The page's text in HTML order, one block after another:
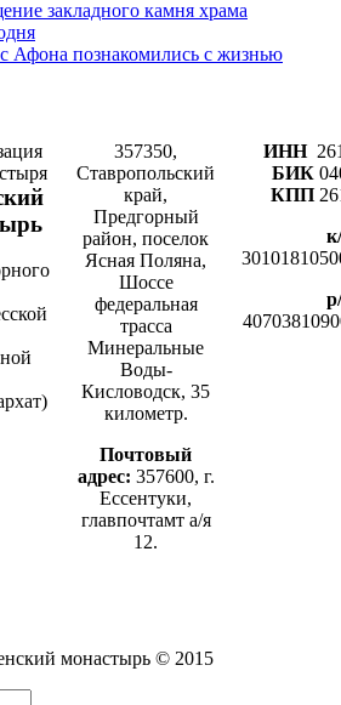
закладного камня храма
Афона познакомились с жизнью
357350,
Ставропольский
край,
Предгорный
район, поселок
Ясная Поляна,
Шоссе
федеральная
трасса
Минеральные
Воды-
Кисловодск, 35
километр.
Почтовый
адрес: 357600, г.
Ессентуки,
главпочтамт а/я
12.
ИНН
БИК
КПП
монастырь © 2015